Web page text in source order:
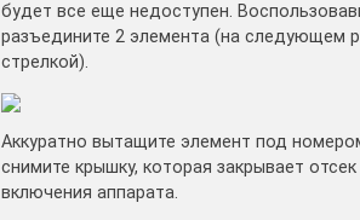
будет все еще недоступен.
разъедините 2 элемента (на следующем
стрелкой).
Аккуратно вытащите элемент под
снимите крышку, которая закрывает
включения аппарата.